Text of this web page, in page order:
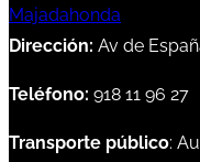
Dirección: Av de
Teléfono: 918 11 96 27
Transporte público: